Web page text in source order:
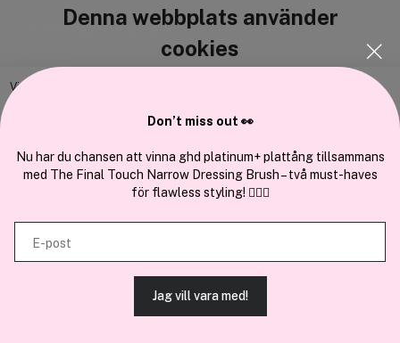
Denna webbplats använder
cookies
Vi använder enhetsidentifierare för att anpassa innehållet och
och annan information från din enhet till de sociala medier och annons-
och analysföretag som vi samarbetar med. Dessa kan i sin tur
kombinera informationen med annan information som du har
tillhandahållit eller som de har samlat in när du har använt deras
tjänster.
TILLÅT ALLA COOKIES
Cocopanda.se
En del avBrandsdal Group AS
Don’t miss out 👀
Nu har du chansen att vinna ghd platinum+ plattång tillsammans
med The Final Touch Narrow Dressing Brush – två must-haves
för flawless styling! 💇‍♀️✨
E-post
Jag vill vara med!